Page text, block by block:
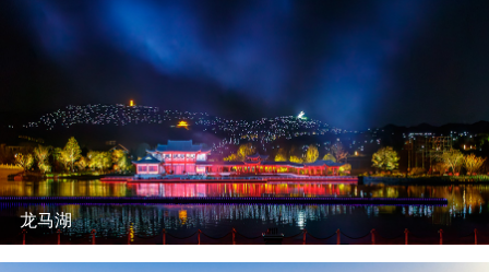
龙马湖